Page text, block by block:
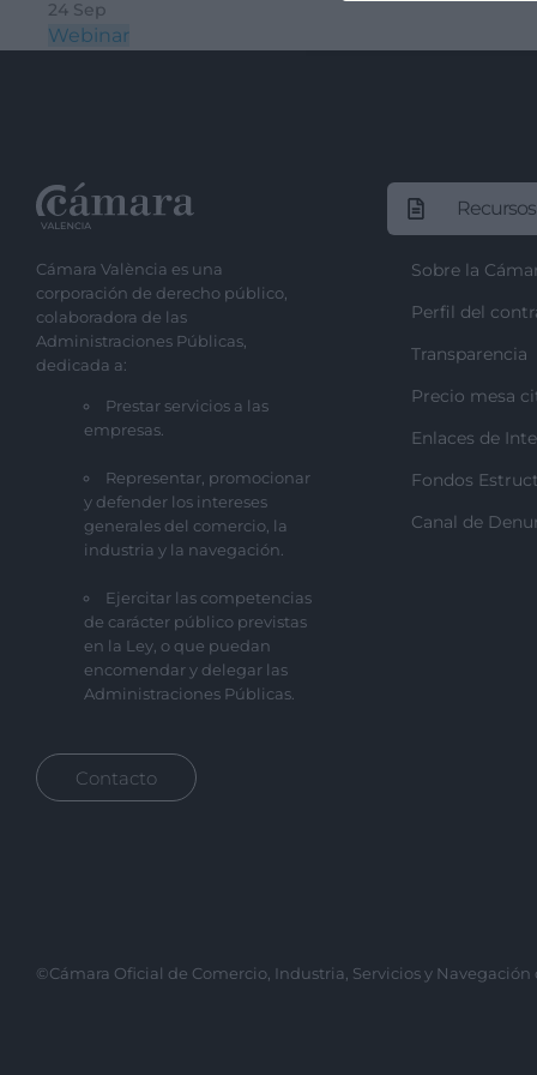
24 Sep
Webinar
Cámara València es una
corporación de derecho público,
colaboradora de las
Administraciones Públicas,
dedicada a:
Prestar servicios a las
empresas.
Representar, promocionar
y defender los intereses
generales del comercio, la
industria y la navegación.
Ejercitar las competencias
de carácter público previstas
en la Ley, o que puedan
encomendar y delegar las
Administraciones Públicas.
Contacto
Recursos
Sobre la
Perfil del
Transparencia
Precio mesa
Enlaces de
Fondos
Canal de
©Cámara Oficial de Comercio, Industria, Servicios y Navegación